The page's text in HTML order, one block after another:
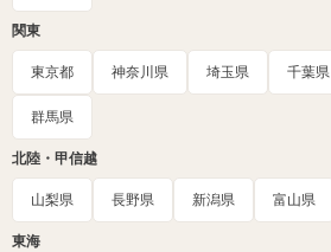
関東
東京都 神奈川県 埼玉県 千葉県
群馬県
北陸・甲信越
山梨県 長野県 新潟県 富山県
東海